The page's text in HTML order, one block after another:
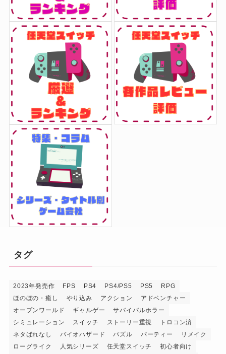
タグ
2023年発売作 FPS PS4 PS4/PS5 PS5
RPG
ほのぼの・癒し
やり込み アクション
アドベンチャー
オープンワールド
ギャルゲー
サバイバルホラー
シミュレーション
スイッチ ストーリー重視
トロコン済
ネタばれなし
バイオハザード パズル パーティー
リメイク
ローグライク
人気シリーズ 任天堂スイッチ 初心者向け